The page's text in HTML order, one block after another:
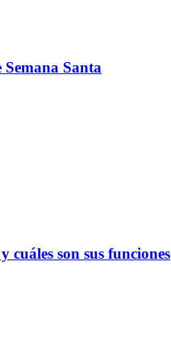
Santa
cuáles son sus funciones